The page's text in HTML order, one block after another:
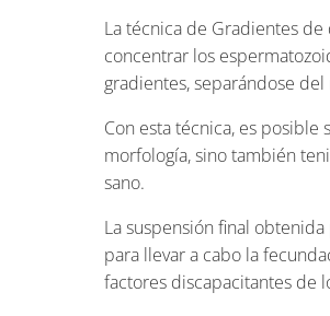
La técnica de Gradientes
concentrar los
gradientes, separándose del
Con esta técnica, es
morfología, sino también
sano.
La suspensión final
para llevar a cabo la
factores discapacitantes de